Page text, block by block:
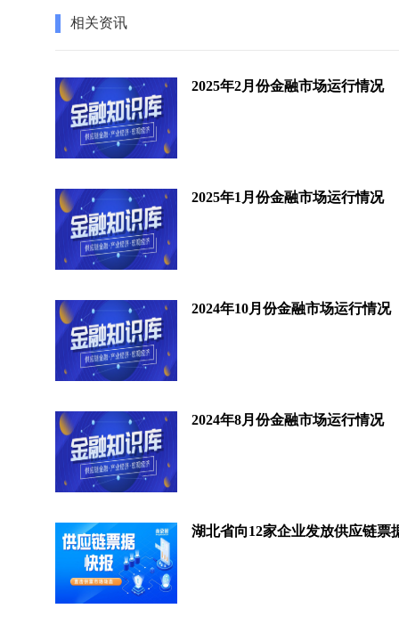
相关资讯
2025年2月份金融市场运行情况
2025年1月份金融市场运行情况
2024年10月份金融市场运行情况
2024年8月份金融市场运行情况